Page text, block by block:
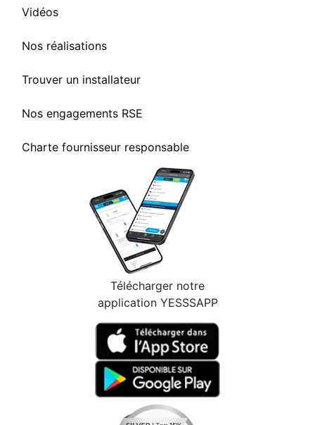
Vidéos
Nos réalisations
Trouver un installateur
Nos engagements RSE
Charte fournisseur responsable
Télécharger notre
application YESSSAPP